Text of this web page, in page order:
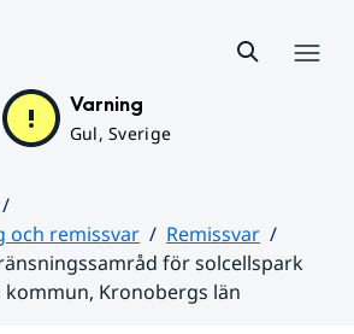
Varning
Gul, Sverige
och remissvar
Remissvar
för solcellspark
Kronobergs län